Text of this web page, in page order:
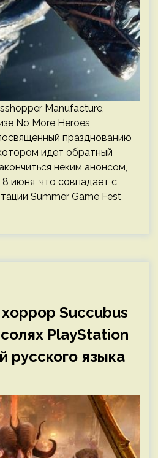
Manufacture,
No More Heroes,
празднованию
идет обратный
неким анонсом,
июня, что совпадает с
Summer Game Fest
Succubus
PlayStation
русского языка